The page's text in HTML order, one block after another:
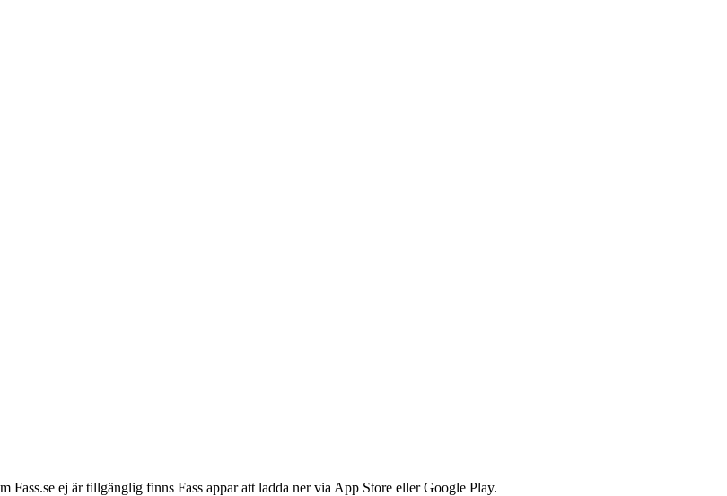
ej är tillgänglig finns Fass appar att ladda ner via App Store eller Google Play.